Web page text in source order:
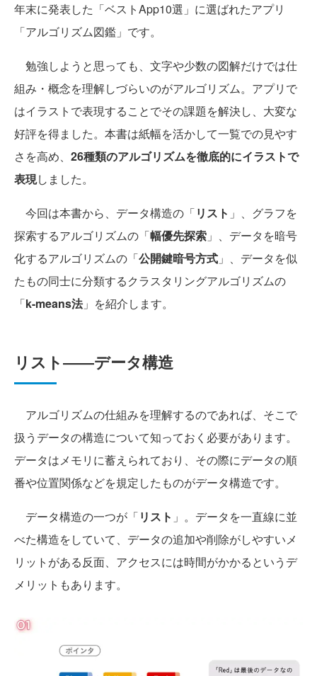
年末に発表した「ベストApp10選」に選ばれたアプリ
「アルゴリズム図鑑」です。
勉強しようと思っても、文字や少数の図解だけでは仕
組み・概念を理解しづらいのがアルゴリズム。アプリで
はイラストで表現することでその課題を解決し、大変な
好評を得ました。本書は紙幅を活かして一覧での見やす
さを高め、 26種類のアルゴリズムを徹底的にイラストで
表現しました。
今回は本書から、データ構造の「リスト 」、グラフを
探索するアルゴリズムの「幅優先探索 」、データを暗号
化するアルゴリズムの「公開鍵暗号方式 」、データを似
たもの同士に分類するクラスタリングアルゴリズムの
「k-means法」を紹介します。
リスト――データ構造
アルゴリズムの仕組みを理解するのであれば、そこで
扱うデータの構造について知っておく必要があります。
データはメモリに蓄えられており、その際にデータの順
番や位置関係などを規定したものがデータ構造です。
データ構造の一つが「リスト 」。データを一直線に並
べた構造をしていて、データの追加や削除がしやすいメ
リットがある反面、アクセスには時間がかかるというデ
メリットもあります。